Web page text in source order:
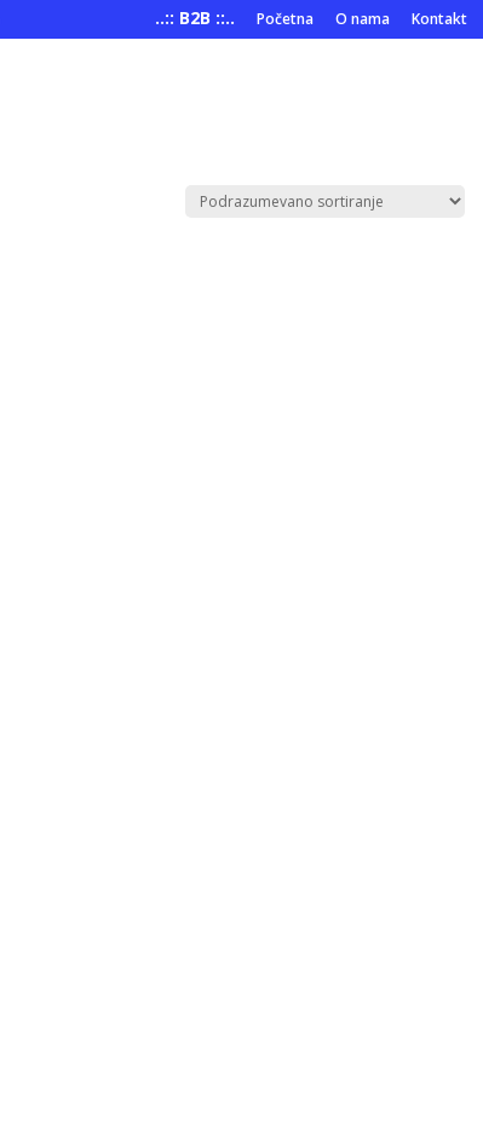
..:: B2B ::.. Početna O nama Kontakt